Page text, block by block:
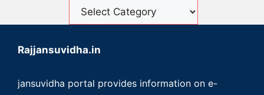
Rajjansuvidha.in
jansuvidha portal provides information on e-